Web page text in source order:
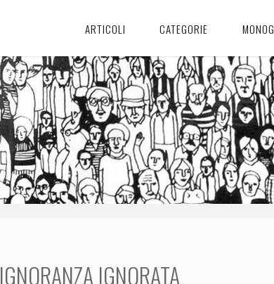
ARTICOLI CATEGORIE
IGNORANZA IGNORATA